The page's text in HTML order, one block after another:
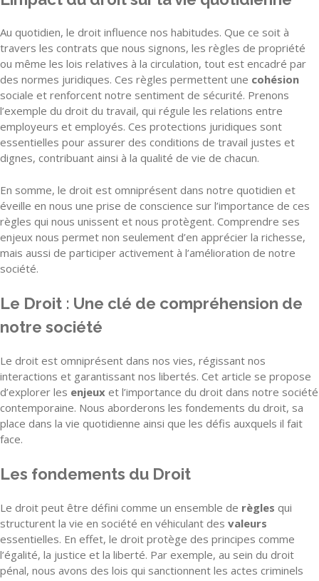
Au quotidien, le droit influence nos habitudes. Que ce soit à
travers les contrats que nous signons, les règles de propriété
ou même les lois relatives à la circulation, tout est encadré par
des normes juridiques. Ces règles permettent une cohésion
sociale et renforcent notre sentiment de sécurité. Prenons
l’exemple du droit du travail, qui régule les relations entre
employeurs et employés. Ces protections juridiques sont
essentielles pour assurer des conditions de travail justes et
dignes, contribuant ainsi à la qualité de vie de chacun.
En somme, le droit est omniprésent dans notre quotidien et
éveille en nous une prise de conscience sur l’importance de ces
règles qui nous unissent et nous protègent. Comprendre ses
enjeux nous permet non seulement d’en apprécier la richesse,
mais aussi de participer activement à l’amélioration de notre
société.
Le Droit : Une clé de compréhension de
notre société
Le droit est omniprésent dans nos vies, régissant nos
interactions et garantissant nos libertés. Cet article se propose
d’explorer les enjeux et l’importance du droit dans notre société
contemporaine. Nous aborderons les fondements du droit, sa
place dans la vie quotidienne ainsi que les défis auxquels il fait
face.
Les fondements du Droit
Le droit peut être défini comme un ensemble de règles qui
structurent la vie en société en véhiculant des valeurs
essentielles. En effet, le droit protège des principes comme
l’égalité, la justice et la liberté. Par exemple, au sein du droit
pénal, nous avons des lois qui sanctionnent les actes criminels